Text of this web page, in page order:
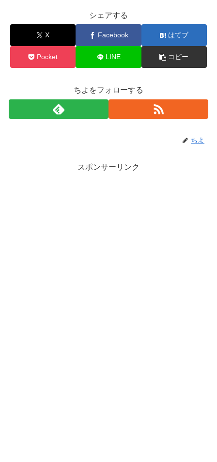
シェアする
X Facebook はてブ
Pocket LINE コピー
ちよをフォローする
ちよ
スポンサーリンク